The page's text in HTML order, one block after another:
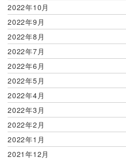
2022年10月
2022年9月
2022年8月
2022年7月
2022年6月
2022年5月
2022年4月
2022年3月
2022年2月
2022年1月
2021年12月